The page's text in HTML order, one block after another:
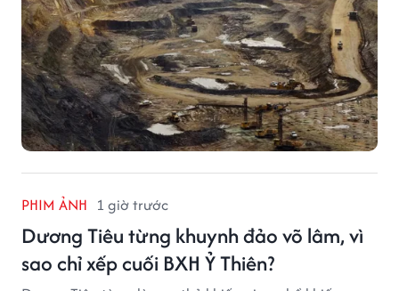
PHIM ẢNH 1 giờ trước
Dương Tiêu từng khuynh đảo võ lâm, vì
sao chỉ xếp cuối BXH Ỷ Thiên?